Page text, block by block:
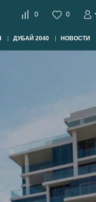
0 0
ДУБАЙ 2040 НОВОСТИ